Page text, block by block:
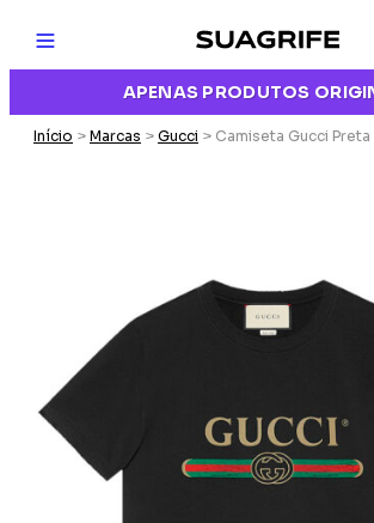
APENAS PRODUTOS
Início > Marcas > Gucci > Camiseta Gucci